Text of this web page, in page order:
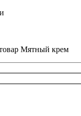
Мятный крем